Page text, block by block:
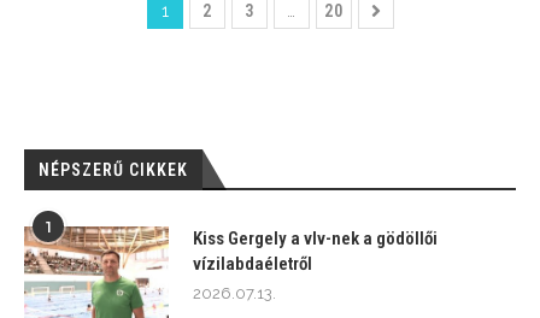
1 2 3 … 20
NÉPSZERŰ CIKKEK
1
Kiss Gergely a vlv-nek a gödöllői
vízilabdaéletről
2026.07.13.